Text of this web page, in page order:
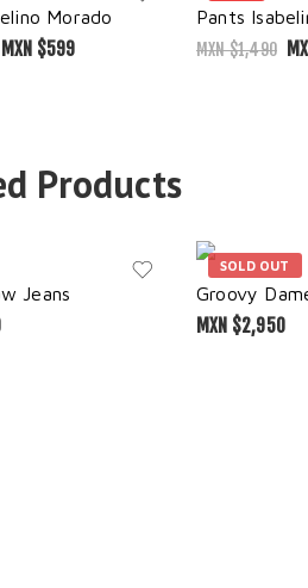
Morado
MXN $599
Pants
MXN $1,490
Products
Jeans
SOLD OUT
Groovy
MXN $2,950